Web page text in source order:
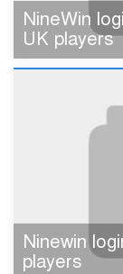
NineWin
UK players
Ninewin
players